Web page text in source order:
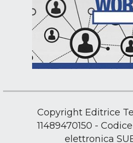
Copyright Editrice
11489470150 -
elettronica